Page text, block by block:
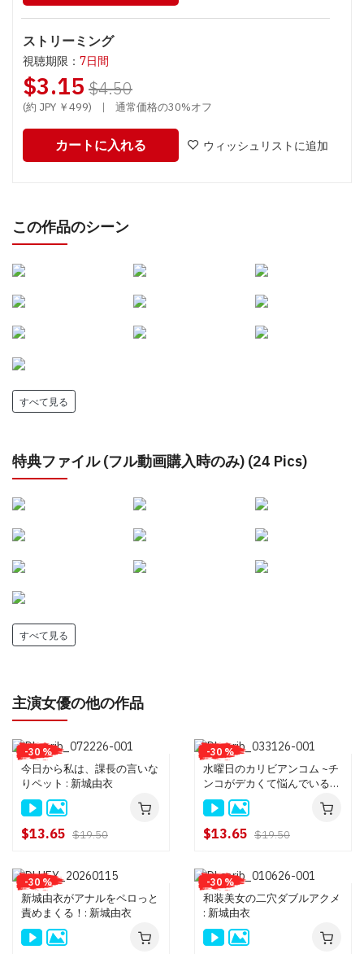
ストリーミング
視聴期限： 7日間
$3.15 $4.50
(約 JPY ￥499) | 通常価格の30%オフ
カートに入れる ウィッシュリストに追加
この作品のシーン
すべて見る
特典ファイル (フル動画購入時のみ) (24 Pics)
すべて見る
主演女優の他の作品
-30 %
今日から私は、課長の言いな
りペット : 新城由衣
$13.65 $19.50
-30 %
水曜日のカリビアンコム ~チ
ンコがデカくて悩んでいると
相談された女優は好奇心と母
性本能が煽られて簡単にヤレ
る説~ : 新城由衣
$13.65 $19.50
-30 %
新城由衣がアナルをペロっと
責めまくる！: 新城由衣
-30 %
和装美女の二穴ダブルアクメ
: 新城由衣